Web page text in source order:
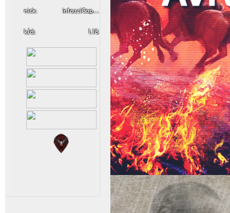
nick: InfazciCaptain
k/d: 1.18